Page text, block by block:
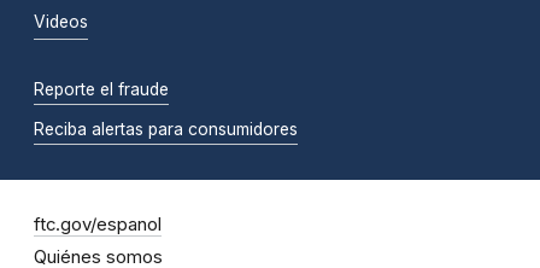
Videos
Reporte el fraude
Reciba alertas para consumidores
ftc.gov/espanol
Quiénes somos